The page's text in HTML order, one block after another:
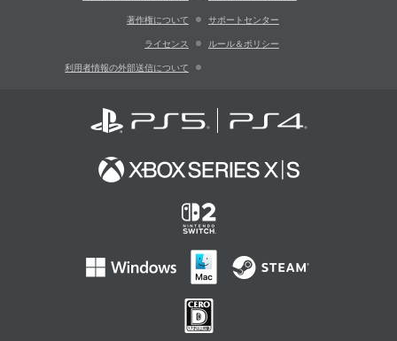
著作権について サポートセンター
ライセンス ルール＆ポリシー
利用者情報の外部送信について